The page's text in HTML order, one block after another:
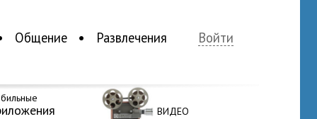
Общение Развлечения Войти
ВИДЕО